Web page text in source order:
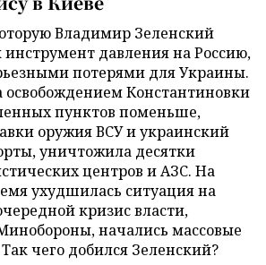
Владимир Зеленский
инструмент давления на Россию,
потерями для Украины.
освобождением Константиновки
пунктов поменьше,
оружия ВСУ и украинский
уничтожила десятки
центров и АЗС. На
ухудшилась ситуация на
кризис власти,
начались массовые
чего добился Зеленский?